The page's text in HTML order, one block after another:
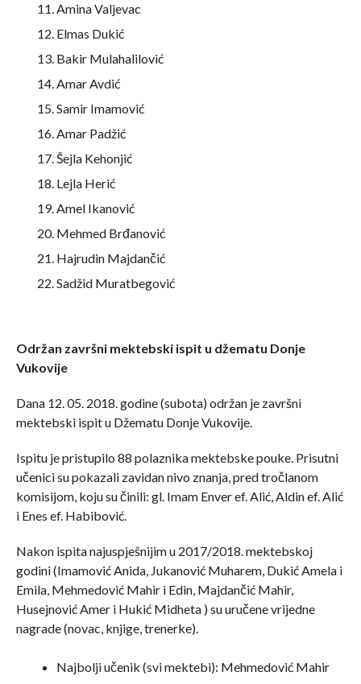
Amina Valjevac
Elmas Dukić
Bakir Mulahalilović
Amar Avdić
Samir Imamović
Amar Padžić
Šejla Kehonjić
Lejla Herić
Amel Ikanović
Mehmed Brđanović
Hajrudin Majdančić
Sadžid Muratbegović
Održan završni mektebski ispit u džematu Donje
Vukovije
Dana 12. 05. 2018. godine (subota) održan je završni
mektebski ispit u Džematu Donje Vukovije.
Ispitu je pristupilo 88 polaznika mektebske pouke. Prisutni
učenici su pokazali zavidan nivo znanja, pred tročlanom
komisijom, koju su činili: gl. Imam Enver ef. Alić, Aldin ef. Alić
i Enes ef. Habibović.
Nakon ispita najuspješnijim u 2017/2018. mektebskoj
godini (Imamović Anida, Jukanović Muharem, Dukić Amela i
Emila, Mehmedović Mahir i Edin, Majdančić Mahir,
Husejnović Amer i Hukić Midheta ) su uručene vrijedne
nagrade (novac, knjige, trenerke).
Najbolji učenik (svi mektebi): Mehmedović Mahir